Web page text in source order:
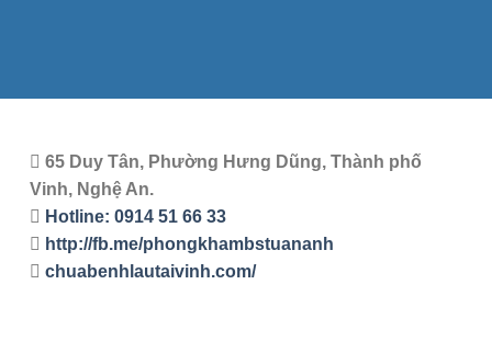
65 Duy Tân, Phường Hưng Dũng, Thành phố
Vinh, Nghệ An.
Hotline: 0914 51 66 33
http://fb.me/phongkhambstuananh
chuabenhlautaivinh.com/